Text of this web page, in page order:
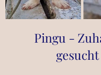
Pingu -
gesucht